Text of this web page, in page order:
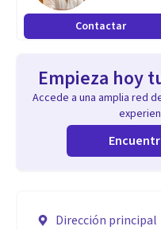
Contactar
Empieza hoy
Accede a una amplia red
Dirección principal